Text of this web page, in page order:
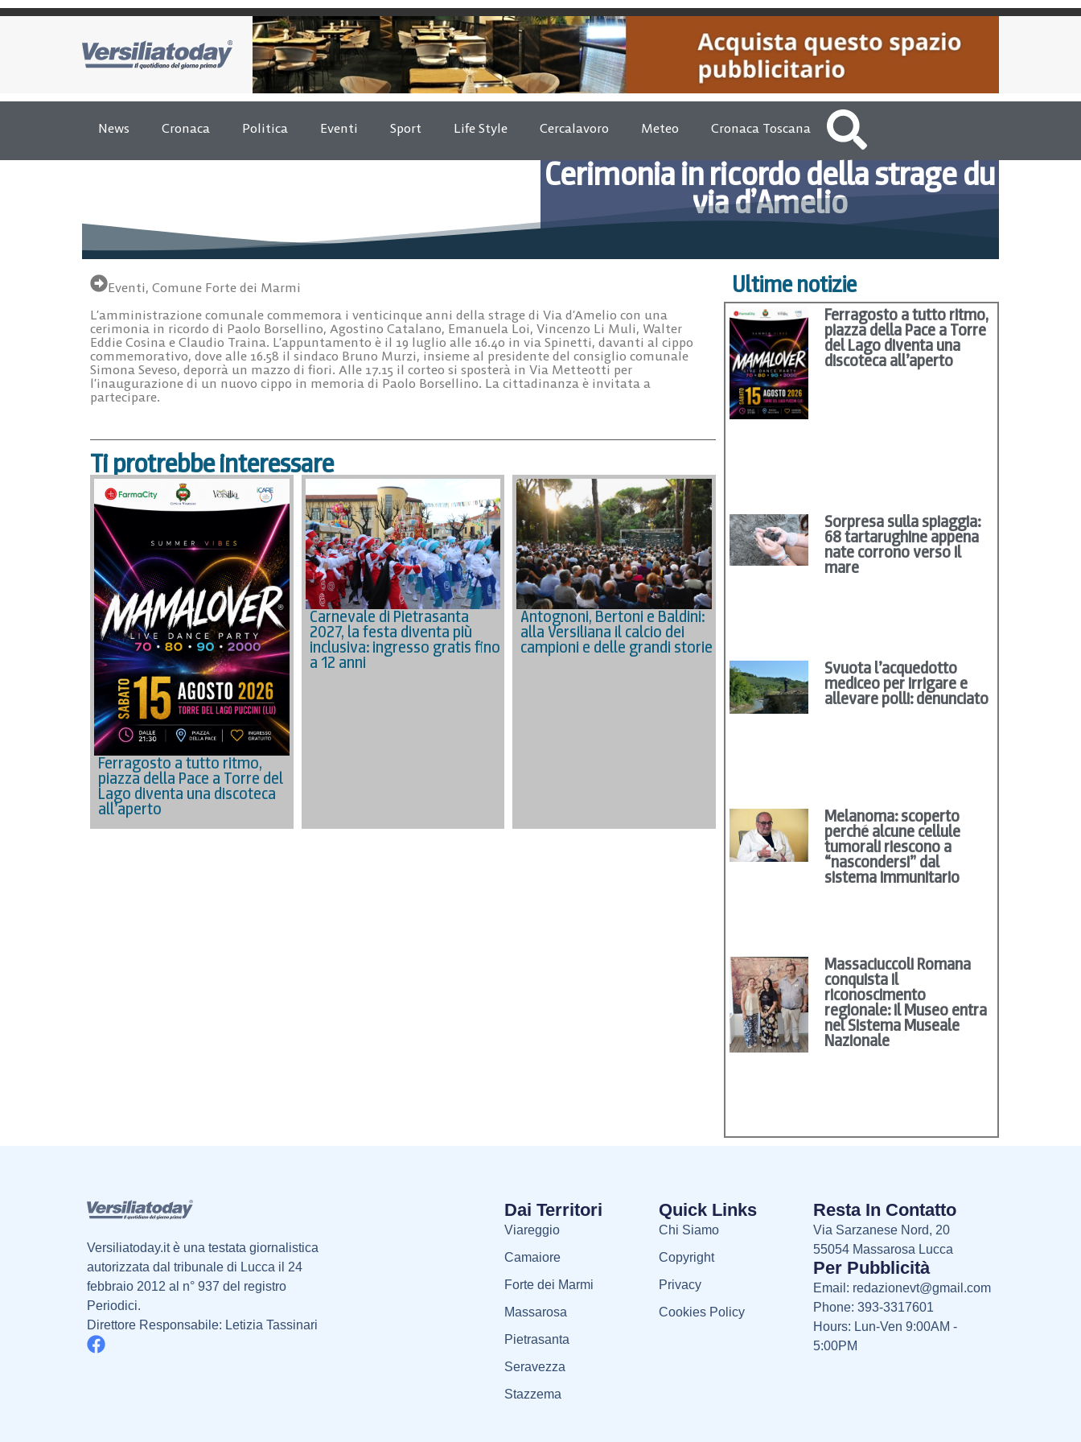
News Cronaca Politica Eventi Sport Life Style Cercalavoro Meteo Cronaca Toscana
Cerimonia in ricordo della strage du
via d’Amelio
Eventi, Comune Forte dei Marmi
L’amministrazione comunale commemora i venticinque anni della strage di Via d’Amelio con una
cerimonia in ricordo di Paolo Borsellino, Agostino Catalano, Emanuela Loi, Vincenzo Li Muli, Walter
Eddie Cosina e Claudio Traina. L’appuntamento è il 19 luglio alle 16.40 in via Spinetti, davanti al cippo
commemorativo, dove alle 16.58 il sindaco Bruno Murzi, insieme al presidente del consiglio comunale
Simona Seveso, deporrà un mazzo di fiori. Alle 17.15 il corteo si sposterà in Via Metteotti per
l’inaugurazione di un nuovo cippo in memoria di Paolo Borsellino. La cittadinanza è invitata a
partecipare.
Ti protrebbe interessare
Ferragosto a tutto ritmo,
piazza della Pace a Torre del
Lago diventa una discoteca
all’aperto
Carnevale di Pietrasanta
2027, la festa diventa più
inclusiva: ingresso gratis fino
a 12 anni
Antognoni, Bertoni e Baldini:
alla Versiliana il calcio dei
campioni e delle grandi storie
Ultime notizie
Ferragosto a tutto ritmo,
piazza della Pace a Torre
del Lago diventa una
discoteca all’aperto
Sorpresa sulla spiaggia:
68 tartarughine appena
nate corrono verso il
mare
Svuota l’acquedotto
mediceo per irrigare e
allevare polli: denunciato
Melanoma: scoperto
perché alcune cellule
tumorali riescono a
“nascondersi” dal
sistema immunitario
Massaciuccoli Romana
conquista il
riconoscimento
regionale: il Museo entra
nel Sistema Museale
Nazionale
Versiliatoday.it è una testata giornalistica
autorizzata dal tribunale di Lucca il 24
febbraio 2012 al n° 937 del registro
Periodici.
Direttore Responsabile: Letizia Tassinari
Dai Territori
Viareggio
Camaiore
Forte dei Marmi
Massarosa
Pietrasanta
Seravezza
Stazzema
Quick Links
Chi Siamo
Copyright
Privacy
Cookies Policy
Resta In Contatto
Via Sarzanese Nord, 20
55054 Massarosa Lucca
Per Pubblicità
Email: redazionevt@gmail.com
Phone: 393-3317601
Hours: Lun-Ven 9:00AM -
5:00PM